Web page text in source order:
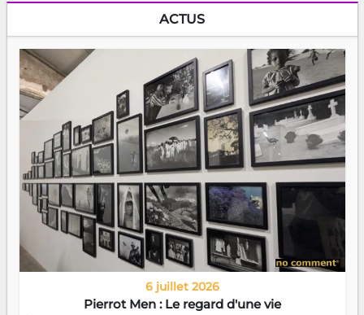
ACTUS
6 juillet 2026
Pierrot Men : Le regard d'une vie